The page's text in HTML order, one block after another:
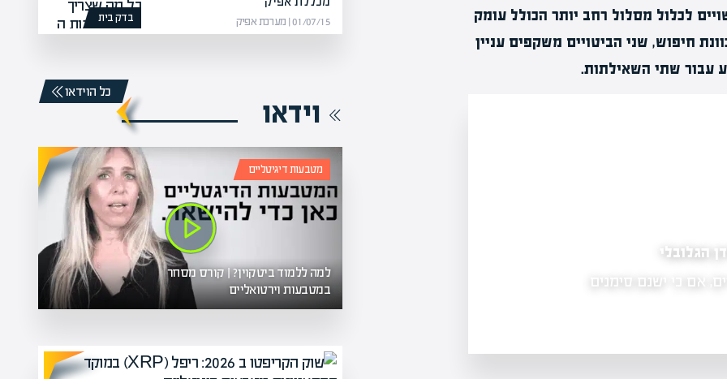
לכלול מסלול רחב יותר הכולל עומק
חיפוש, שני הביטויים משקפים עניין
עבור שתי השאילתות.
הגלובלי
אם כי ישנם סימנים האם חלמת על מקצוע שמאפשר לך לעבוד מהבית, לנהל את הזמן שלך
בגמישות מלאה, ולהרוויח הכנסה מכובדת? קורס…
מהן
בדק בית 01/07/15 | מערכת אפיק
וידאו
כל הוידאו
מטבעות דיגיטליים
למה ללמוד ביטקוין? | קורס מסחר
במטבעות וירטואליים